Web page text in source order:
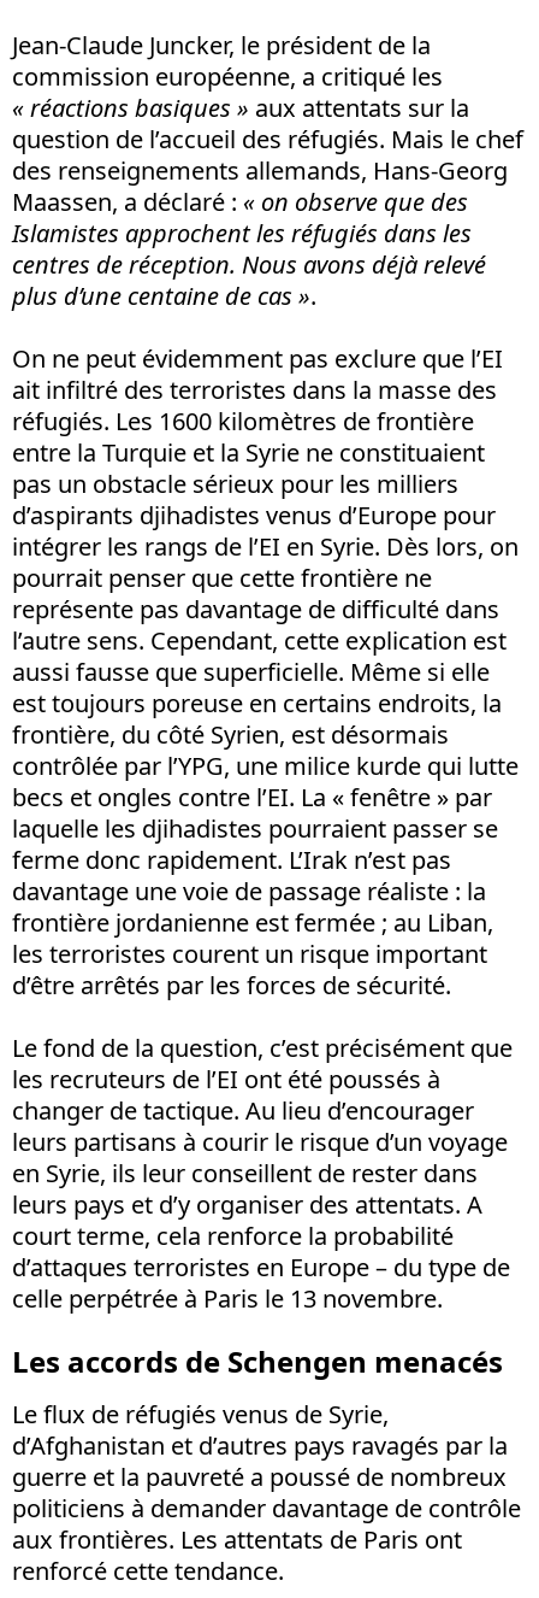
Jean-Claude Juncker, le président de la
commission européenne, a critiqué les
« réactions basiques » aux attentats sur la
question de l’accueil des réfugiés. Mais le chef
des renseignements allemands, Hans-Georg
Maassen, a déclaré : « on observe que des
Islamistes approchent les réfugiés dans les
centres de réception. Nous avons déjà relevé
plus d’une centaine de cas ».
On ne peut évidemment pas exclure que l’EI
ait infiltré des terroristes dans la masse des
réfugiés. Les 1600 kilomètres de frontière
entre la Turquie et la Syrie ne constituaient
pas un obstacle sérieux pour les milliers
d’aspirants djihadistes venus d’Europe pour
intégrer les rangs de l’EI en Syrie. Dès lors, on
pourrait penser que cette frontière ne
représente pas davantage de difficulté dans
l’autre sens. Cependant, cette explication est
aussi fausse que superficielle. Même si elle
est toujours poreuse en certains endroits, la
frontière, du côté Syrien, est désormais
contrôlée par l’YPG, une milice kurde qui lutte
becs et ongles contre l’EI. La « fenêtre » par
laquelle les djihadistes pourraient passer se
ferme donc rapidement. L’Irak n’est pas
davantage une voie de passage réaliste : la
frontière jordanienne est fermée ; au Liban,
les terroristes courent un risque important
d’être arrêtés par les forces de sécurité.
Le fond de la question, c’est précisément que
les recruteurs de l’EI ont été poussés à
changer de tactique. Au lieu d’encourager
leurs partisans à courir le risque d’un voyage
en Syrie, ils leur conseillent de rester dans
leurs pays et d’y organiser des attentats. A
court terme, cela renforce la probabilité
d’attaques terroristes en Europe – du type de
celle perpétrée à Paris le 13 novembre.
Les accords de Schengen menacés
Le flux de réfugiés venus de Syrie,
d’Afghanistan et d’autres pays ravagés par la
guerre et la pauvreté a poussé de nombreux
politiciens à demander davantage de contrôle
aux frontières. Les attentats de Paris ont
renforcé cette tendance.